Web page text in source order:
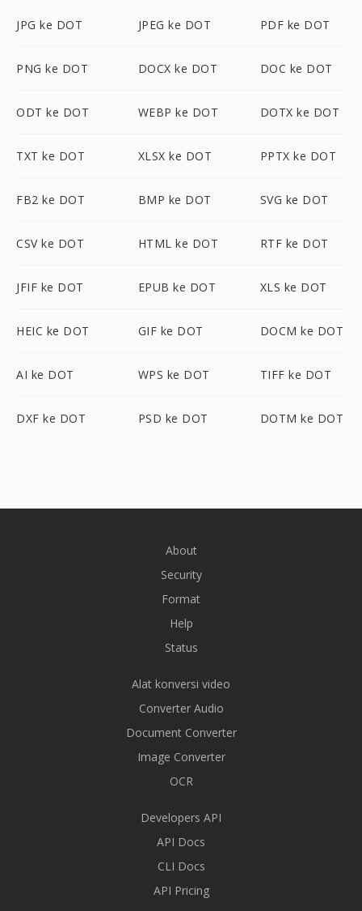
JPG ke DOT JPEG ke DOT PDF ke DOT
PNG ke DOT DOCX ke DOT DOC ke DOT
ODT ke DOT WEBP ke DOT DOTX ke DOT
TXT ke DOT XLSX ke DOT PPTX ke DOT
FB2 ke DOT BMP ke DOT SVG ke DOT
CSV ke DOT HTML ke DOT RTF ke DOT
JFIF ke DOT EPUB ke DOT XLS ke DOT
HEIC ke DOT GIF ke DOT DOCM ke DOT
AI ke DOT WPS ke DOT TIFF ke DOT
DXF ke DOT PSD ke DOT DOTM ke DOT
About
Security
Format
Help
Status
Alat konversi video
Converter Audio
Document Converter
Image Converter
OCR
Developers API
API Docs
CLI Docs
API Pricing